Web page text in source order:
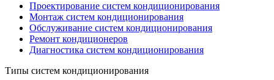
Проектирование систем кондиционирования
Монтаж систем кондиционирования
Обслуживание систем кондиционирования
Ремонт кондиционеров
Диагностика систем кондиционирования
Типы систем кондиционирования